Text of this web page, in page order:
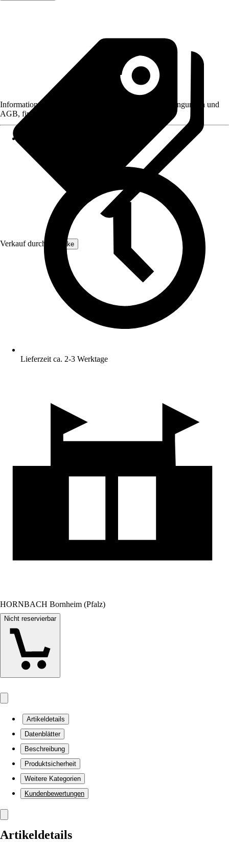
Verkauf durch: tectake
Informationen des Verkäufers, wie z. B. Rückgabebedingungen und
AGB, finden Sie bei Klick auf den Verkäufernamen.
Lieferzeit ca. 2-3 Werktage
HORNBACH Bornheim (Pfalz)
Nicht reservierbar
Artikeldetails
Datenblätter
Beschreibung
Produktsicherheit
Weitere Kategorien
Kundenbewertungen
Artikeldetails